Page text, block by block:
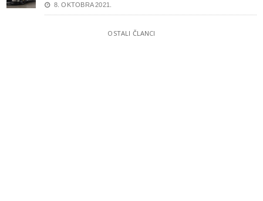
8. OKTOBRA 2021.
OSTALI ČLANCI